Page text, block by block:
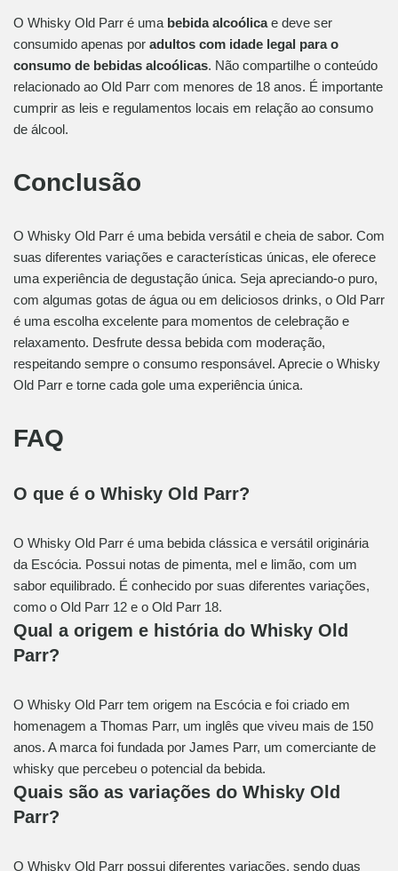
O Whisky Old Parr é uma bebida alcoólicae deve ser
consumido apenas por adultos com idade legal para o
consumo de bebidas alcoólicas. Não compartilhe o conteúdo
relacionado ao Old Parr com menores de 18 anos. É importante
cumprir as leis e regulamentos locais em relação ao consumo
de álcool.
Conclusão
O Whisky Old Parr é uma bebida versátil e cheia de sabor. Com
suas diferentes variações e características únicas, ele oferece
uma experiência de degustação única. Seja apreciando-o puro,
com algumas gotas de água ou em deliciosos drinks, o Old Parr
é uma escolha excelente para momentos de celebração e
relaxamento. Desfrute dessa bebida com moderação,
respeitando sempre o consumo responsável. Aprecie o Whisky
Old Parr e torne cada gole uma experiência única.
FAQ
O que é o Whisky Old Parr?
O Whisky Old Parr é uma bebida clássica e versátil originária
da Escócia. Possui notas de pimenta, mel e limão, com um
sabor equilibrado. É conhecido por suas diferentes variações,
como o Old Parr 12 e o Old Parr 18.
Qual a origem e história do Whisky Old
Parr?
O Whisky Old Parr tem origem na Escócia e foi criado em
homenagem a Thomas Parr, um inglês que viveu mais de 150
anos. A marca foi fundada por James Parr, um comerciante de
whisky que percebeu o potencial da bebida.
Quais são as variações do Whisky Old
Parr?
O Whisky Old Parr possui diferentes variações, sendo duas